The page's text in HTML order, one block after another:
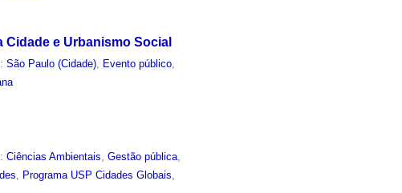
e Urbanismo Social
São Paulo (Cidade), Evento público,
Ciências Ambientais ,Gestão pública
Programa USP Cidades Globais